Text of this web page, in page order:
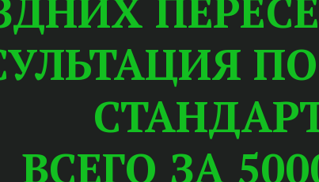
ВСЕГО ЗА